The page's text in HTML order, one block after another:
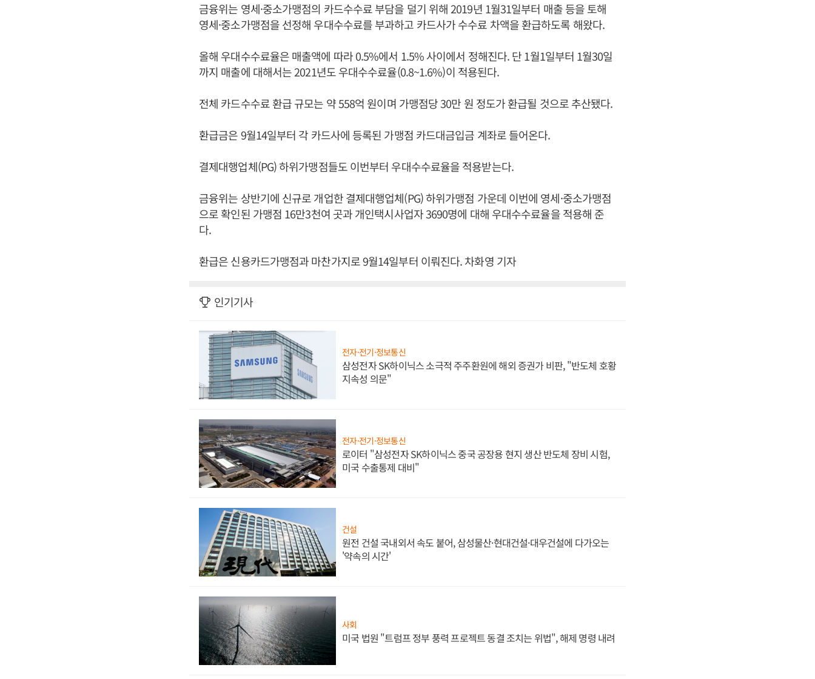
금융위는 영세·중소가맹점의 카드수수료 부담을 덜기 위해 2019년 1월31일부터 매출 등을 토해
영세·중소가맹점을 선정해 우대수수료를 부과하고 카드사가 수수료 차액을 환급하도록 해왔다.
올해 우대수수료율은 매출액에 따라 0.5%에서 1.5% 사이에서 정해진다. 단 1월1일부터 1월30일
까지 매출에 대해서는 2021년도 우대수수료율(0.8~1.6%)이 적용된다.
전체 카드수수료 환급 규모는 약 558억 원이며 가맹점당 30만 원 정도가 환급될 것으로 추산됐다.
환급금은 9월14일부터 각 카드사에 등록된 가맹점 카드대금입금 계좌로 들어온다.
결제대행업체(PG) 하위가맹점들도 이번부터 우대수수료율을 적용받는다.
금융위는 상반기에 신규로 개업한 결제대행업체(PG) 하위가맹점 가운데 이번에 영세·중소가맹점
으로 확인된 가맹점 16만3천여 곳과 개인택시사업자 3690명에 대해 우대수수료율을 적용해 준
다.
환급은 신용카드가맹점과 마찬가지로 9월14일부터 이뤄진다. 차화영 기자
인기기사
전자·전기·정보통신
삼성전자 SK하이닉스 소극적 주주환원에 해외 증권가 비판, "반도체 호황
지속성 의문"
전자·전기·정보통신
로이터 "삼성전자 SK하이닉스 중국 공장용 현지 생산 반도체 장비 시험,
미국 수출통제 대비"
건설
원전 건설 국내외서 속도 붙어, 삼성물산·현대건설·대우건설에 다가오는
'약속의 시간'
사회
미국 법원 "트럼프 정부 풍력 프로젝트 동결 조치는 위법", 해제 명령 내려